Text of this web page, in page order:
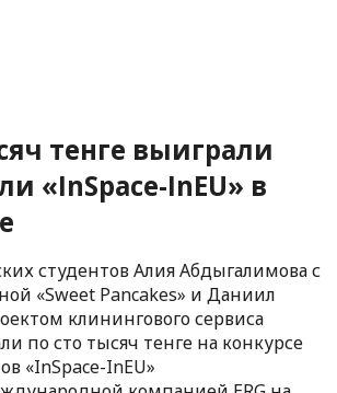
тенге выиграли
«InSpace-InEU» в
студентов Алия Абдыгалимова с
«Sweet Pancakes» и Даниил
клинингового сервиса
по сто тысяч тенге на конкурсе
«InSpace-InEU»